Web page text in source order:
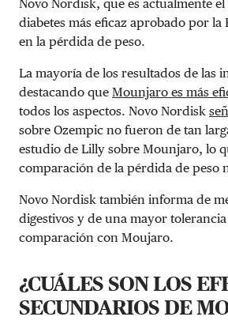
Novo Nordisk, que es actualmente
diabetes más eficaz aprobado por la
en la pérdida de peso.
La mayoría de los resultados de las
destacando que Mounjaro es más
todos los aspectos. Novo Nordisk
sobre Ozempic no fueron de tan
estudio de Lilly sobre Mounjaro, lo
comparación de la pérdida de peso
Novo Nordisk también informa de
digestivos y de una mayor
comparación con Moujaro.
¿CUÁLES SON LOS
SECUNDARIOS DE